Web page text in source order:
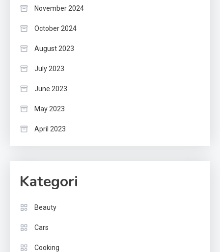
November 2024
October 2024
August 2023
July 2023
June 2023
May 2023
April 2023
Kategori
Beauty
Cars
Cooking